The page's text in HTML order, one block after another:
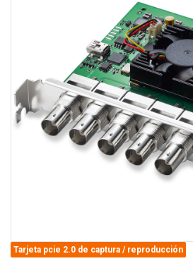
Tarjeta pcie 2.0 de captura / reproducción